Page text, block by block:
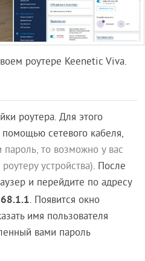
роутере Keenetic Viva.
роутера. Для этого
сетевого кабеля,
пароль, то возможно у вас
устройства). После
и перейдите по адресу
. Появится окно
имя пользователя
вами пароль